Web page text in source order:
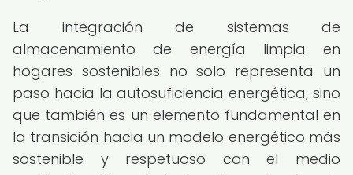
La integración de sistemas de
almacenamiento de energía limpia en
hogares sostenibles no solo representa un
paso hacia la autosuficiencia energética, sino
que también es un elemento fundamental en
la transición hacia un modelo energético más
sostenible y respetuoso con el medio